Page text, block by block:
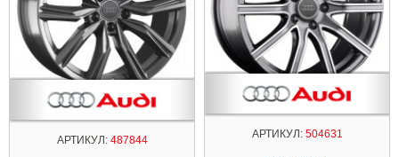
АРТИКУЛ:487844 АРТИКУЛ:504631